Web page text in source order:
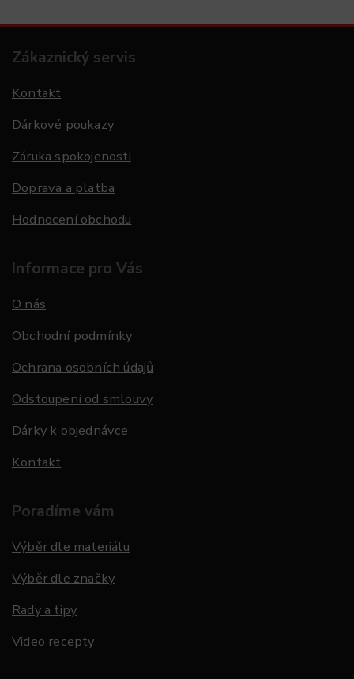
Zákaznický servis
Kontakt
Dárkové poukazy
Záruka spokojenosti
Doprava a platba
Hodnocení obchodu
Informace pro Vás
O nás
Obchodní podmínky
Ochrana osobních údajů
Odstoupení od smlouvy
Dárky k objednávce
Kontakt
Poradíme vám
Výběr dle materiálu
Výběr dle značky
Rady a tipy
Video recepty